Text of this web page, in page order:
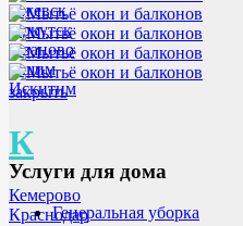
Ижевск
Иркутск
Иваново
Ишим
Искитим
К
Кемерово
Краснодар
закрыть
Услуги для дома
Генеральная уборка